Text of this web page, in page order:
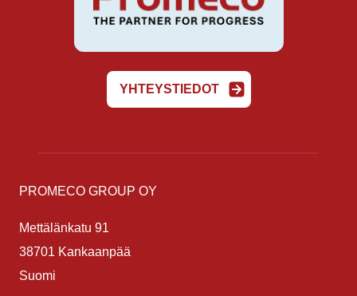
YHTEYSTIEDOT
PROMECO GROUP OY
Mettälänkatu 91
38701 Kankaanpää
Suomi